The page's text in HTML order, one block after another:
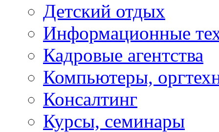
Детский отдых
Информационные
Кадровые агентства
Компьютеры,
Консалтинг
Курсы, семинары